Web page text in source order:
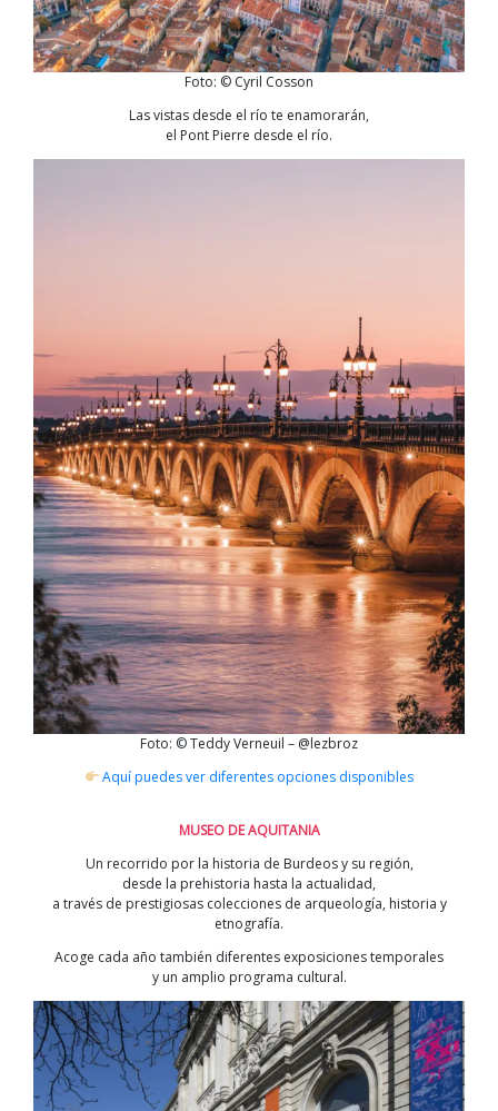
Foto: © Cyril Cosson
Las vistas desde el río te enamorarán,
el Pont Pierre desde el río.
Foto: © Teddy Verneuil – @lezbroz
Aquí puedes ver diferentes opciones disponibles
MUSEO DE AQUITANIA
Un recorrido por la historia de Burdeos y su región,
desde la prehistoria hasta la actualidad,
a través de prestigiosas colecciones de arqueología, historia y
etnografía.
Acoge cada año también diferentes exposiciones temporales
y un amplio programa cultural.